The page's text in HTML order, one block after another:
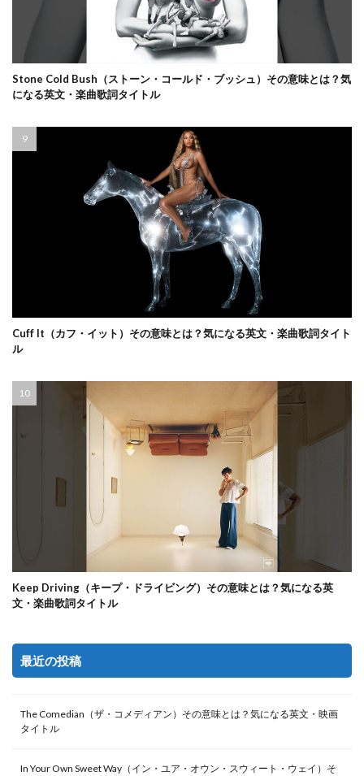
Stone Cold Bush（ストーン・コールド・ブッシュ）その意味とは？気
になる英文・楽曲歌詞タイトル
Cuff It（カフ・イット）その意味とは？気になる英文・楽曲歌詞タイト
ル
Keep Driving（キープ・ドライビング）その意味とは？気になる英
文・楽曲歌詞タイトル
最近の投稿
The Comedian（ザ・コメディアン）その意味とは？気になる英文・映画
タイトル
In Your Own Sweet Way（イン・ユア・オウン・スウィート・ウェイ）そ